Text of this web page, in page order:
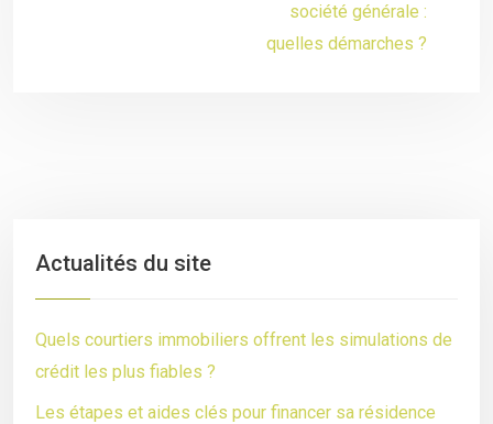
société générale :
quelles démarches ?
Actualités du site
Quels courtiers immobiliers offrent les simulations de
crédit les plus fiables ?
Les étapes et aides clés pour financer sa résidence